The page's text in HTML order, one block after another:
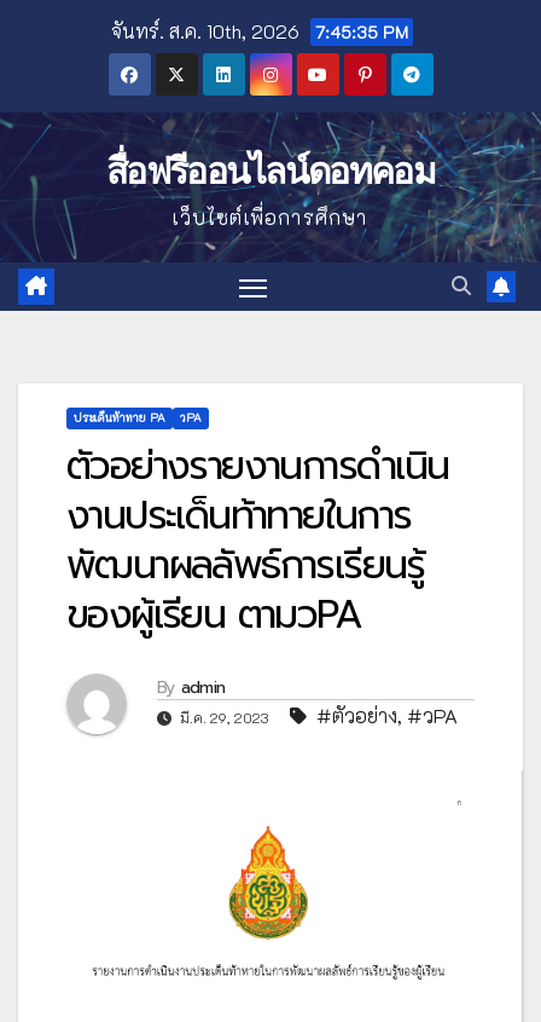
จันทร์. ส.ค. 10th, 2026 7:45:36 PM
สื่อฟรีออนไลน์ดอทคอม
เว็บไซต์เพื่อการศึกษา
ประเด็นท้าทาย PA วPA
ตัวอย่างรายงานการดำเนิน
งานประเด็นท้าทายในการ
พัฒนาผลลัพธ์การเรียนรู้
ของผู้เรียน ตามวPA
By admin
มี.ค. 29, 2023 #ตัวอย่าง, #วPA